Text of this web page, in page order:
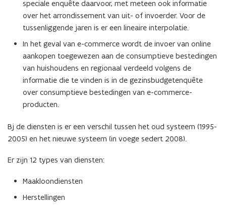
speciale enquête daarvoor, met meteen ook informatie
over het arrondissement van uit- of invoerder. Voor de
tussenliggende jaren is er een lineaire interpolatie.
In het geval van e-commerce wordt de invoer van online
aankopen toegewezen aan de consumptieve bestedingen
van huishoudens en regionaal verdeeld volgens de
informatie die te vinden is in de gezinsbudgetenquête
over consumptieve bestedingen van e-commerce-
producten.
Bj de diensten is er een verschil tussen het oud systeem (1995-
2005) en het nieuwe systeem (in voege sedert 2008).
Er zijn 12 types van diensten:
Maakloondiensten
Herstellingen